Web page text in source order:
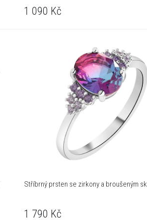
1 090 Kč
Stříbrný prsten se zirkony a broušeným
1 790 Kč